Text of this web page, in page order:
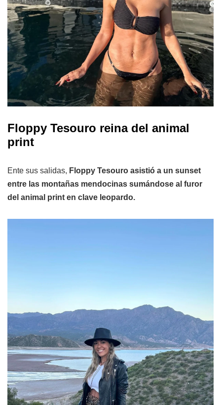
Floppy Tesouro reina del animal
print
Ente sus salidas, Floppy Tesouro asistió a un sunset
entre las montañas mendocinas sumándose al furor
del animal print en clave leopardo.